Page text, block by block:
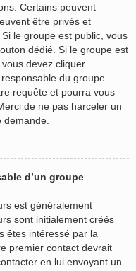
Certains peuvent
être privés et
le groupe est public, vous
dédié. Si le groupe est
devez cliquer
du groupe
requête et pourra vous
de ne pas harceler un
demande.
d’un groupe
est généralement
sont initialement créés
êtes intéressé par la
premier contact devrait
en lui envoyant un